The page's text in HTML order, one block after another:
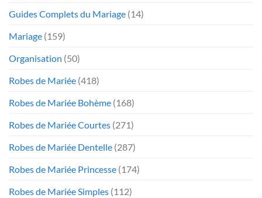
Guides Complets du Mariage (14)
Mariage (159)
Organisation (50)
Robes de Mariée (418)
Robes de Mariée Bohème (168)
Robes de Mariée Courtes (271)
Robes de Mariée Dentelle (287)
Robes de Mariée Princesse (174)
Robes de Mariée Simples (112)